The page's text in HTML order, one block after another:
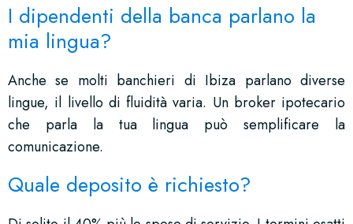
I dipendenti della banca parlano la
mia lingua?
Anche se molti banchieri di Ibiza parlano diverse
lingue, il livello di fluidità varia. Un broker ipotecario
che parla la tua lingua può semplificare la
comunicazione.
Quale deposito è richiesto?